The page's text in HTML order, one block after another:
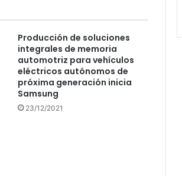
Producción de soluciones
integrales de memoria
automotriz para vehículos
eléctricos autónomos de
próxima generación inicia
Samsung
23/12/2021